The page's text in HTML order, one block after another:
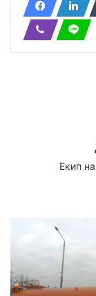
Екип